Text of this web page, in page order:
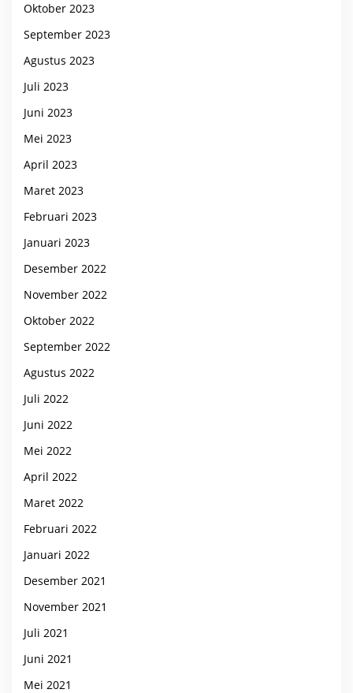
Oktober 2023
September 2023
Agustus 2023
Juli 2023
Juni 2023
Mei 2023
April 2023
Maret 2023
Februari 2023
Januari 2023
Desember 2022
November 2022
Oktober 2022
September 2022
Agustus 2022
Juli 2022
Juni 2022
Mei 2022
April 2022
Maret 2022
Februari 2022
Januari 2022
Desember 2021
November 2021
Juli 2021
Juni 2021
Mei 2021